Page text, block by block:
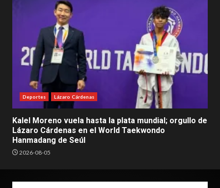
Deportes Lázaro Cárdenas
Kalel Moreno vuela hasta la plata mundial; orgullo de
Lázaro Cárdenas en el World Taekwondo
Hanmadang de Seúl
2026-08-05